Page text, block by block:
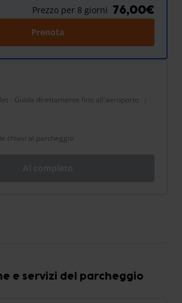
Prezzo per 8 giorni 76,00€
Prenota
- Guida direttamente fino all'aeroporto
chiavi al parcheggio
e servizi del parcheggio